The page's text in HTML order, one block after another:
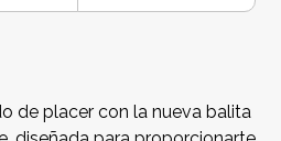
de placer con la nueva balita